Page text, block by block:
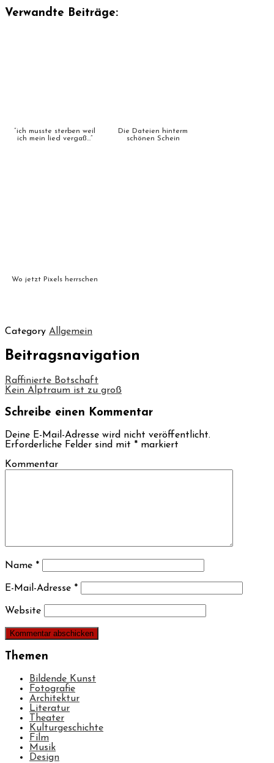
Verwandte Beiträge:
“ich musste sterben weil
ich mein lied vergaß…”
Die Dateien hinterm
schönen Schein
Wo jetzt Pixels herrschen
Category Allgemein
Beitragsnavigation
Raffinierte Botschaft
Kein Alptraum ist zu groß
Schreibe einen Kommentar
Deine E-Mail-Adresse wird nicht veröffentlicht.
Erforderliche Felder sind mit * markiert
Kommentar
Name *
E-Mail-Adresse *
Website
Themen
Bildende Kunst
Fotografie
Architektur
Literatur
Theater
Kulturgeschichte
Film
Musik
Design